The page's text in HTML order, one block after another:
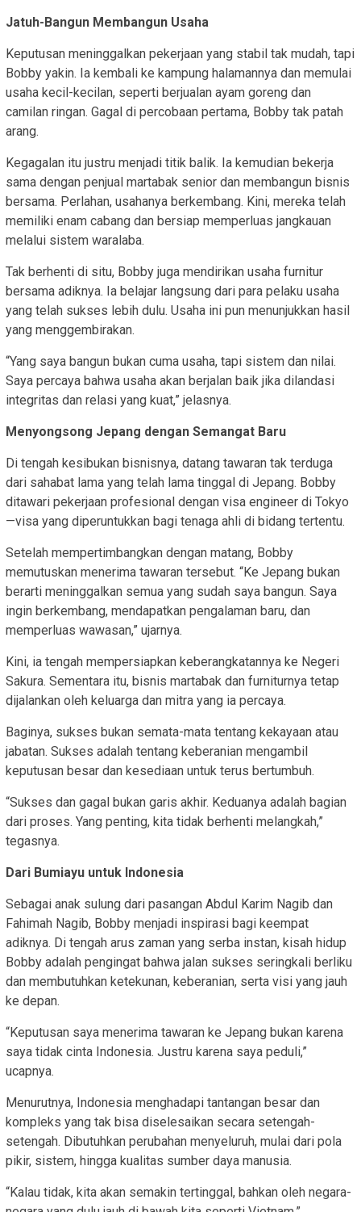
Jatuh-Bangun Membangun Usaha
Keputusan meninggalkan pekerjaan yang stabil tak mudah, tapi
Bobby yakin. Ia kembali ke kampung halamannya dan memulai
usaha kecil-kecilan, seperti berjualan ayam goreng dan
camilan ringan. Gagal di percobaan pertama, Bobby tak patah
arang.
Kegagalan itu justru menjadi titik balik. Ia kemudian bekerja
sama dengan penjual martabak senior dan membangun bisnis
bersama. Perlahan, usahanya berkembang. Kini, mereka telah
memiliki enam cabang dan bersiap memperluas jangkauan
melalui sistem waralaba.
Tak berhenti di situ, Bobby juga mendirikan usaha furnitur
bersama adiknya. Ia belajar langsung dari para pelaku usaha
yang telah sukses lebih dulu. Usaha ini pun menunjukkan hasil
yang menggembirakan.
“Yang saya bangun bukan cuma usaha, tapi sistem dan nilai.
Saya percaya bahwa usaha akan berjalan baik jika dilandasi
integritas dan relasi yang kuat,” jelasnya.
Menyongsong Jepang dengan Semangat Baru
Di tengah kesibukan bisnisnya, datang tawaran tak terduga
dari sahabat lama yang telah lama tinggal di Jepang. Bobby
ditawari pekerjaan profesional dengan visa engineer di Tokyo
—visa yang diperuntukkan bagi tenaga ahli di bidang tertentu.
Setelah mempertimbangkan dengan matang, Bobby
memutuskan menerima tawaran tersebut. “Ke Jepang bukan
berarti meninggalkan semua yang sudah saya bangun. Saya
ingin berkembang, mendapatkan pengalaman baru, dan
memperluas wawasan,” ujarnya.
Kini, ia tengah mempersiapkan keberangkatannya ke Negeri
Sakura. Sementara itu, bisnis martabak dan furniturnya tetap
dijalankan oleh keluarga dan mitra yang ia percaya.
Baginya, sukses bukan semata-mata tentang kekayaan atau
jabatan. Sukses adalah tentang keberanian mengambil
keputusan besar dan kesediaan untuk terus bertumbuh.
“Sukses dan gagal bukan garis akhir. Keduanya adalah bagian
dari proses. Yang penting, kita tidak berhenti melangkah,”
tegasnya.
Dari Bumiayu untuk Indonesia
Sebagai anak sulung dari pasangan Abdul Karim Nagib dan
Fahimah Nagib, Bobby menjadi inspirasi bagi keempat
adiknya. Di tengah arus zaman yang serba instan, kisah hidup
Bobby adalah pengingat bahwa jalan sukses seringkali berliku
dan membutuhkan ketekunan, keberanian, serta visi yang jauh
ke depan.
“Keputusan saya menerima tawaran ke Jepang bukan karena
saya tidak cinta Indonesia. Justru karena saya peduli,”
ucapnya.
Menurutnya, Indonesia menghadapi tantangan besar dan
kompleks yang tak bisa diselesaikan secara setengah-
setengah. Dibutuhkan perubahan menyeluruh, mulai dari pola
pikir, sistem, hingga kualitas sumber daya manusia.
“Kalau tidak, kita akan semakin tertinggal, bahkan oleh negara-